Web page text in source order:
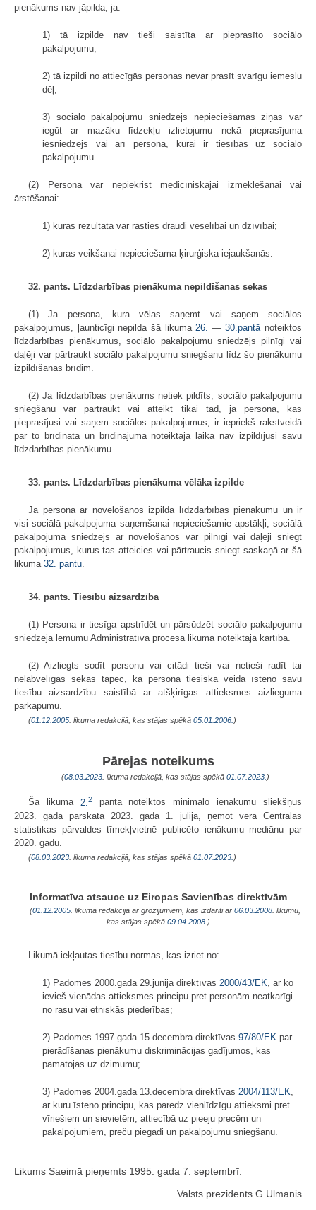
pienākums nav jāpilda, ja:
1) tā izpilde nav tieši saistīta ar pieprasīto sociālo
pakalpojumu;
2) tā izpildi no attiecīgās personas nevar prasīt svarīgu iemeslu
dēļ;
3) sociālo pakalpojumu sniedzējs nepieciešamās ziņas var
iegūt ar mazāku līdzekļu izlietojumu nekā pieprasījuma
iesniedzējs vai arī persona, kurai ir tiesības uz sociālo
pakalpojumu.
(2) Persona var nepiekrist medicīniskajai izmeklēšanai vai
ārstēšanai:
1) kuras rezultātā var rasties draudi veselībai un dzīvībai;
2) kuras veikšanai nepieciešama ķirurģiska iejaukšanās.
32. pants. Līdzdarbības pienākuma nepildīšanas sekas
(1) Ja persona, kura vēlas saņemt vai saņem sociālos
pakalpojumus, ļaunticīgi nepilda šā likuma 26. —30.pantā noteiktos
līdzdarbības pienākumus, sociālo pakalpojumu sniedzējs pilnīgi vai
daļēji var pārtraukt sociālo pakalpojumu sniegšanu līdz šo pienākumu
izpildīšanas brīdim.
(2) Ja līdzdarbības pienākums netiek pildīts, sociālo pakalpojumu
sniegšanu var pārtraukt vai atteikt tikai tad, ja persona, kas
pieprasījusi vai saņem sociālos pakalpojumus, ir iepriekš rakstveidā
par to brīdināta un brīdinājumā noteiktajā laikā nav izpildījusi savu
līdzdarbības pienākumu.
33. pants. Līdzdarbības pienākuma vēlāka izpilde
Ja persona ar novēlošanos izpilda līdzdarbības pienākumu un ir
visi sociālā pakalpojuma saņemšanai nepieciešamie apstākļi, sociālā
pakalpojuma sniedzējs ar novēlošanos var pilnīgi vai daļēji sniegt
pakalpojumus, kurus tas atteicies vai pārtraucis sniegt saskaņā ar šā
likuma 32. pantu
34. pants. Tiesību aizsardzība
(1) Persona ir tiesīga apstrīdēt un pārsūdzēt sociālo pakalpojumu
sniedzēja lēmumu Administratīvā procesa likumā noteiktajā kārtībā.
(2) Aizliegts sodīt personu vai citādi tieši vai netieši radīt tai
nelabvēlīgas sekas tāpēc, ka persona tiesiskā veidā īsteno savu
tiesību aizsardzību saistībā ar atšķirīgas attieksmes aizlieguma
pārkāpumu.
(01.12.2005 . likuma redakcijā, kas stājas spēkā 05.01.2006. )
Pārejas noteikums
(08.03.2023. likuma redakcijā, kas stājas spēkā 01.07.2023. )
Šā likuma 2. 2pantā noteiktos minimālo ienākumu sliekšņus
2023. gadā pārskata 2023. gada 1. jūlijā, ņemot vērā Centrālās
statistikas pārvaldes tīmekļvietnē publicēto ienākumu mediānu par
2020. gadu.
(08.03.2023 . likuma redakcijā, kas stājas spēkā 01.07.2023. )
Informatīva atsauce uz Eiropas Savienības direktīvām
(01.12.2005 . likuma redakcijā ar grozījumiem, kas izdarīti ar 06.03.2008 . likumu,
kas stājas spēkā 09.04.2008. )
Likumā iekļautas tiesību normas, kas izriet no:
1) Padomes 2000.gada 29.jūnija direktīvas 2000/43/EK, ar ko
ievieš vienādas attieksmes principu pret personām neatkarīgi
no rasu vai etniskās piederības;
2) Padomes 1997.gada 15.decembra direktīvas 97/80/EK par
pierādīšanas pienākumu diskriminācijas gadījumos, kas
pamatojas uz dzimumu;
3) Padomes 2004.gada 13.decembra direktīvas 2004/113/EK,
ar kuru īsteno principu, kas paredz vienlīdzīgu attieksmi pret
vīriešiem un sievietēm, attiecībā uz pieeju precēm un
pakalpojumiem, preču piegādi un pakalpojumu sniegšanu.
Likums Saeimā pieņemts 1995. gada 7. septembrī.
Valsts prezidents G.Ulmanis